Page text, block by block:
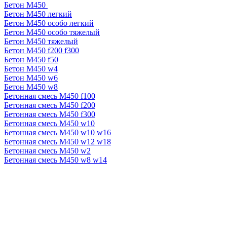
Бетон М450
Бетон М450 легкий
Бетон М450 особо легкий
Бетон М450 особо тяжелый
Бетон М450 тяжелый
Бетон М450 f200 f300
Бетон М450 f50
Бетон М450 w4
Бетон М450 w6
Бетон М450 w8
Бетонная смесь М450 f100
Бетонная смесь М450 f200
Бетонная смесь М450 f300
Бетонная смесь М450 w10
Бетонная смесь М450 w10 w16
Бетонная смесь М450 w12 w18
Бетонная смесь М450 w2
Бетонная смесь М450 w8 w14